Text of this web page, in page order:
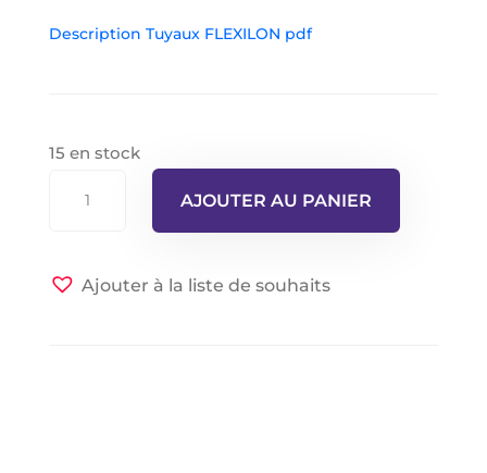
Description Tuyaux FLEXILON pdf
15 en stock
12
AJOUTER AU PANIER
Ajouter à la liste de souhaits